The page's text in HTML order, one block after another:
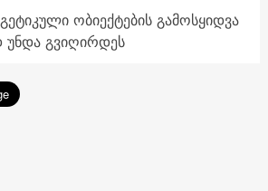
ობიექტების გამოსყიდვა
უნდა გვიღირდეს